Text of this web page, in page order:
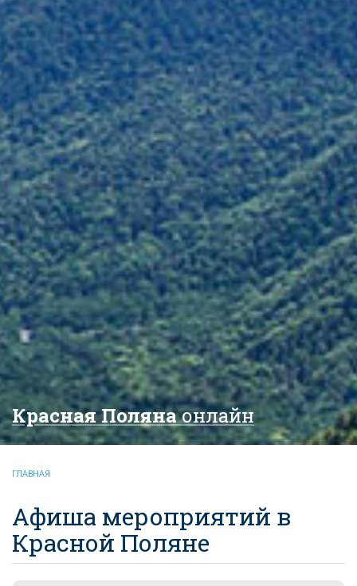
Красная Полянаонлайн
ГЛАВНАЯ
Афиша мероприятий в
Красной Поляне